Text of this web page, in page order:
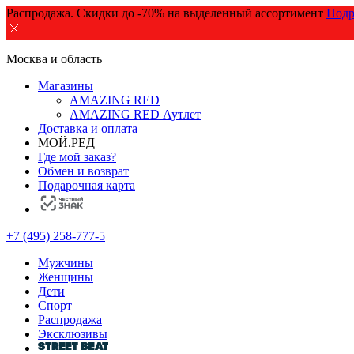
Распродажа. Скидки до -70% на выделенный ассортимент
Москва и область
Магазины
AMAZING RED
AMAZING RED Аутлет
Доставка и оплата
МОЙ.РЕД
Где мой заказ?
Обмен и возврат
Подарочная карта
+7 (495) 258-777-5
Мужчины
Женщины
Дети
Спорт
Распродажа
Эксклюзивы